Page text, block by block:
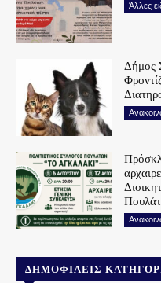
Άλλες
Δήμος
ΔΗΜΟΦΙΛΕΊΣ